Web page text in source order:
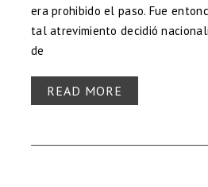
era prohibido el paso. Fue
tal atrevimiento decidió
de
READ MORE